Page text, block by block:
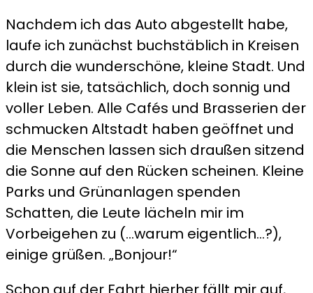
Nachdem ich das Auto abgestellt habe,
laufe ich zunächst buchstäblich in Kreisen
durch die wunderschöne, kleine Stadt. Und
klein ist sie, tatsächlich, doch sonnig und
voller Leben. Alle Cafés und Brasserien der
schmucken Altstadt haben geöffnet und
die Menschen lassen sich draußen sitzend
die Sonne auf den Rücken scheinen. Kleine
Parks und Grünanlagen spenden
Schatten, die Leute lächeln mir im
Vorbeigehen zu (…warum eigentlich…?),
einige grüßen. „Bonjour!“